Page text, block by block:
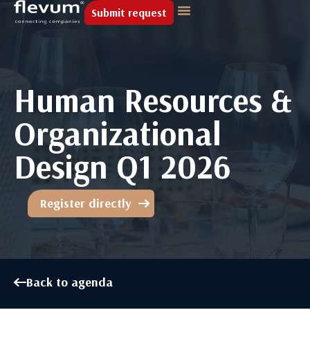
Submit request
Human Resources &
Organizational
Design Q1 2026
Register directly
Back to agenda